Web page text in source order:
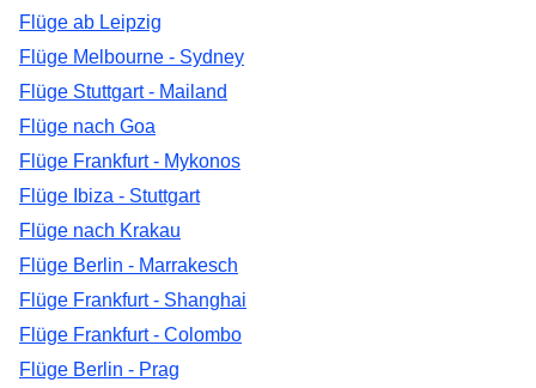
Flüge ab Leipzig
Flüge Melbourne - Sydney
Flüge Stuttgart - Mailand
Flüge nach Goa
Flüge Frankfurt - Mykonos
Flüge Ibiza - Stuttgart
Flüge nach Krakau
Flüge Berlin - Marrakesch
Flüge Frankfurt - Shanghai
Flüge Frankfurt - Colombo
Flüge Berlin - Prag